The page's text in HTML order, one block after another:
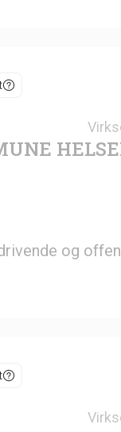
og